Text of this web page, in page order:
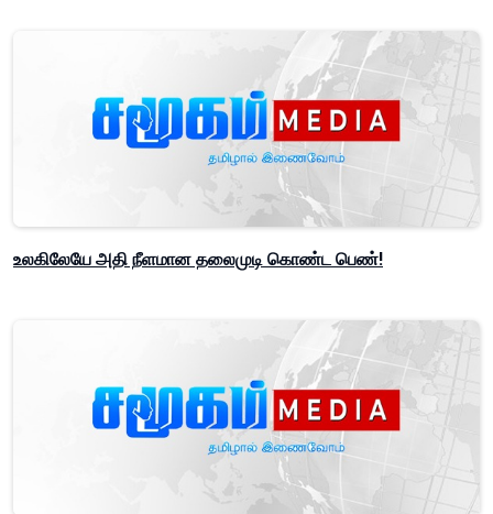
உலகிலேயே அதி நீளமான தலைமுடி கொண்ட பெண்!